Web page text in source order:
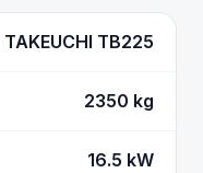
TAKEUCHI TB225
2350 kg
16.5 kW